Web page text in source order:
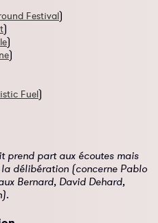
Festival)
)
)
)
Fuel)
prend part aux écoutes mais
délibération (concerne Pablo
Bernard, David Dehard,